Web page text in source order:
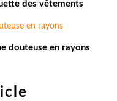
des vêtements
douteuse en rayons